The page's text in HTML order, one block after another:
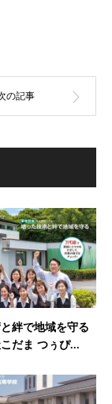
絆で地域を守る
だま つぅぴ...